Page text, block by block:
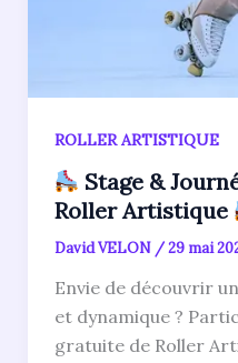
ROLLER ARTISTIQUE
Stage &
Roller Artistique
David VELON /29 mai
Envie de découvrir
et dynamique ?
gratuite de Roller